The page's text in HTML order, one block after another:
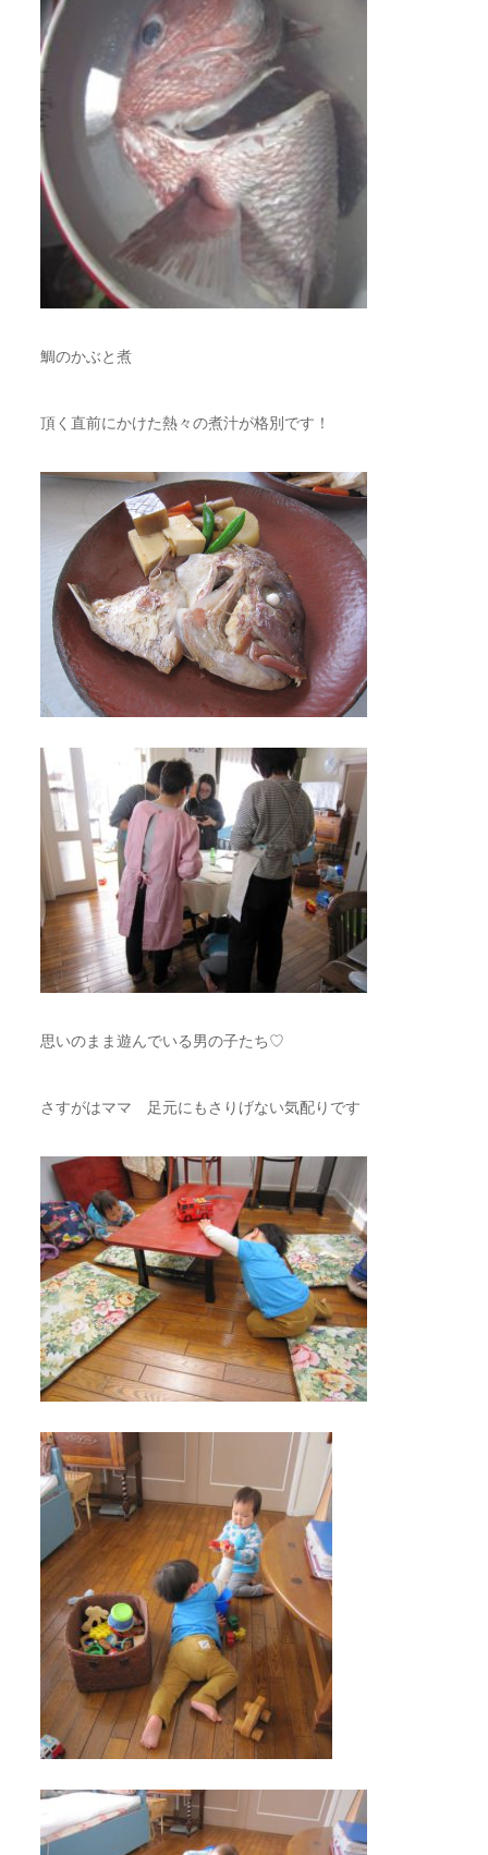
鯛のかぶと煮
頂く直前にかけた熱々の煮汁が格別です！
思いのまま遊んでいる男の子たち♡
さすがはママ 足元にもさりげない気配りです